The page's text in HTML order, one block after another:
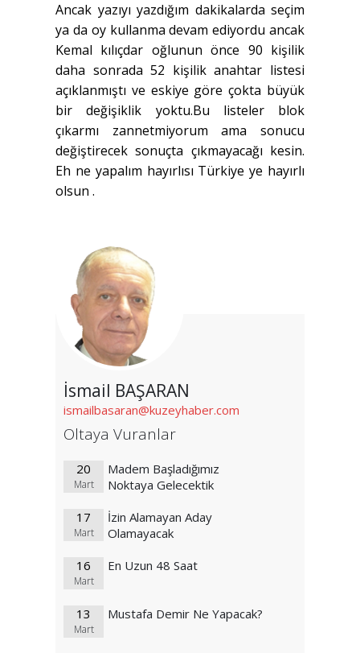
Ancak yazıyı yazdığım dakikalarda seçim
ya da oy kullanma devam ediyordu ancak
Kemal kılıçdar oğlunun önce 90 kişilik
daha sonrada 52 kişilik anahtar listesi
açıklanmıştı ve eskiye göre çokta büyük
bir değişiklik yoktu.Bu listeler blok
çıkarmı zannetmiyorum ama sonucu
değiştirecek sonuçta çıkmayacağı kesin.
Eh ne yapalım hayırlısı Türkiye ye hayırlı
olsun .
İsmail BAŞARAN
ismailbasaran@kuzeyhaber.com
Oltaya Vuranlar
20
Mart
Madem Başladığımız
Noktaya Gelecektik
17
Mart
İzin Alamayan Aday
Olamayacak
16
Mart
En Uzun 48 Saat
13
Mart
Mustafa Demir Ne Yapacak?